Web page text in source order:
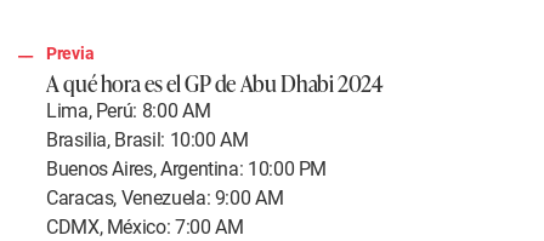
Previa
A qué hora es el GP de Abu Dhabi 2024
Lima, Perú: 8:00 AM
Brasilia, Brasil: 10:00 AM
Buenos Aires, Argentina: 10:00 PM
Caracas, Venezuela: 9:00 AM
CDMX, México: 7:00 AM